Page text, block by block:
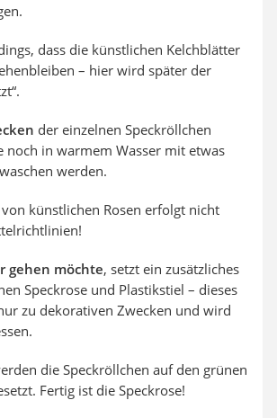
dass die künstlichen Kelchblätter
– hier wird später der
der einzelnen Speckröllchen
noch in warmem Wasser mit etwas
werden.
künstlichen Rosen erfolgt nicht
gehen möchte, setzt ein zusätzliches
Speckrose und Plastikstiel – dieses
zu dekorativen Zwecken und wird
die Speckröllchen auf den grünen
Fertig ist die Speckrose!